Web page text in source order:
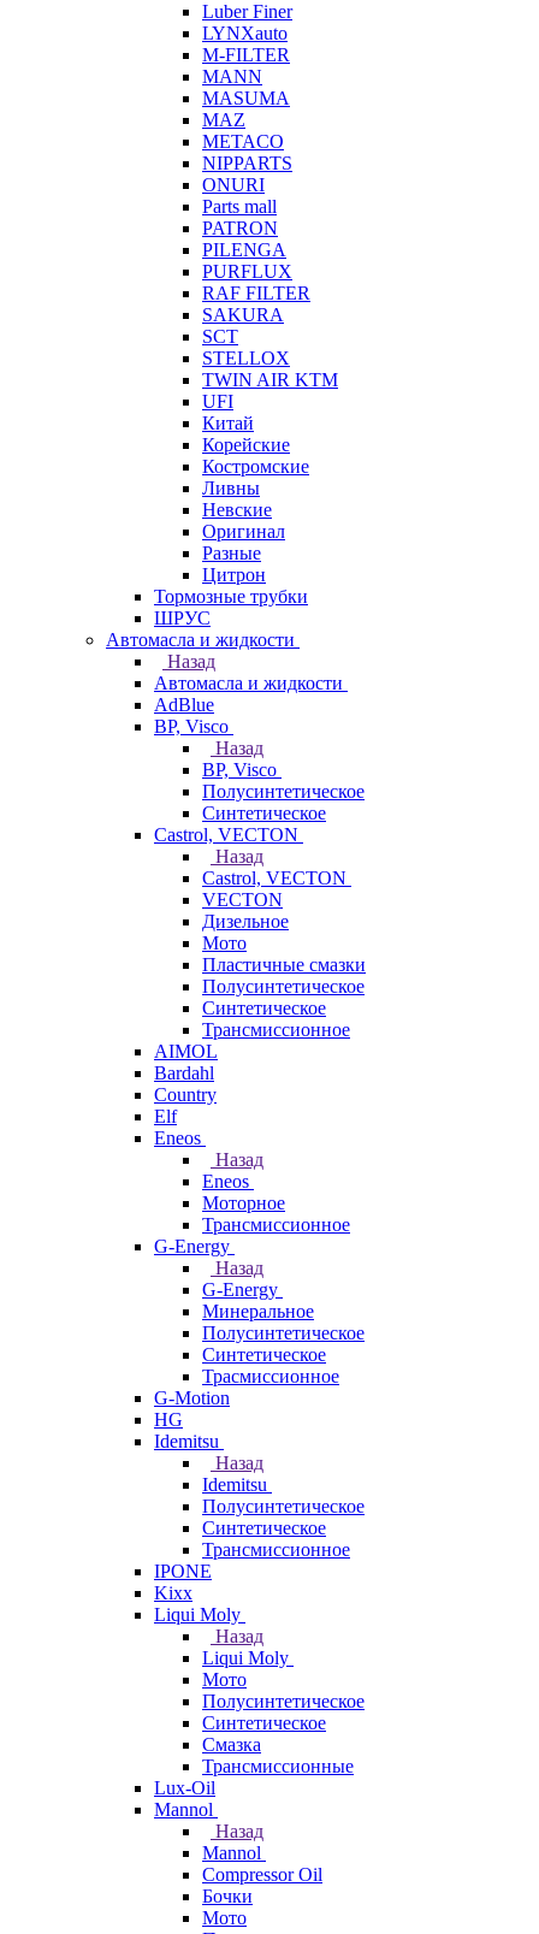
Luber Finer
LYNXauto
M-FILTER
MANN
MASUMA
MAZ
METACO
NIPPARTS
ONURI
Parts mall
PATRON
PILENGA
PURFLUX
RAF FILTER
SAKURA
SCT
STELLOX
TWIN AIR KTM
UFI
Китай
Корейские
Костромские
Ливны
Невские
Оригинал
Разные
Цитрон
Тормозные трубки
ШРУС
Автомасла и жидкости
Назад
Автомасла и жидкости
AdBlue
BP, Visco
Назад
BP, Visco
Полусинтетическое
Синтетическое
Castrol, VECTON
Назад
Castrol, VECTON
VECTON
Дизельное
Мото
Пластичные смазки
Полусинтетическое
Синтетическое
Трансмиссионное
AIMOL
Bardahl
Country
Elf
Eneos
Назад
Eneos
Моторное
Трансмиссионное
G-Energy
Назад
G-Energy
Минеральное
Полусинтетическое
Синтетическое
Трасмиссионное
G-Motion
HG
Idemitsu
Назад
Idemitsu
Полусинтетическое
Синтетическое
Трансмиссионное
IPONE
Kixx
Liqui Moly
Назад
Liqui Moly
Мото
Полусинтетическое
Синтетическое
Смазка
Трансмиссионные
Lux-Oil
Mannol
Назад
Mannol
Compressor Oil
Бочки
Мото